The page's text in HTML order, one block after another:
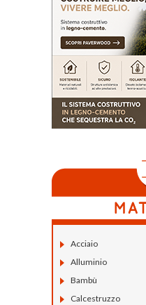
Acciaio
Alluminio
Bambù
Calcestruzzo